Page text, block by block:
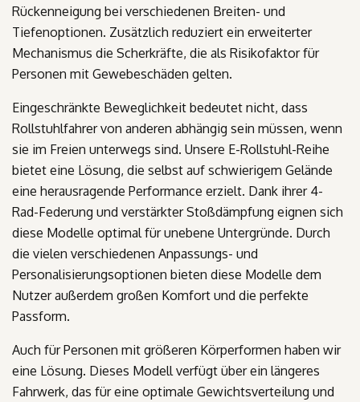
Rückenneigung bei verschiedenen Breiten- und
Tiefenoptionen. Zusätzlich reduziert ein erweiterter
Mechanismus die Scherkräfte, die als Risikofaktor für
Personen mit Gewebeschäden gelten.
Eingeschränkte Beweglichkeit bedeutet nicht, dass
Rollstuhlfahrer von anderen abhängig sein müssen, wenn
sie im Freien unterwegs sind. Unsere E-Rollstuhl-Reihe
bietet eine Lösung, die selbst auf schwierigem Gelände
eine herausragende Performance erzielt. Dank ihrer‌ 4-
Rad-Federung und verstärkter Stoßdämpfung eignen sich
diese Modelle optimal für unebene Untergründe. Durch
die vielen verschiedenen Anpassungs- und
Personalisierungsoptionen bieten diese Modelle dem
Nutzer außerdem großen Komfort und die perfekte
Passform.
Auch für Personen mit größeren Körperformen haben wir
eine Lösung. Dieses Modell verfügt über ein längeres
Fahrwerk, das für eine optimale Gewichtsverteilung und